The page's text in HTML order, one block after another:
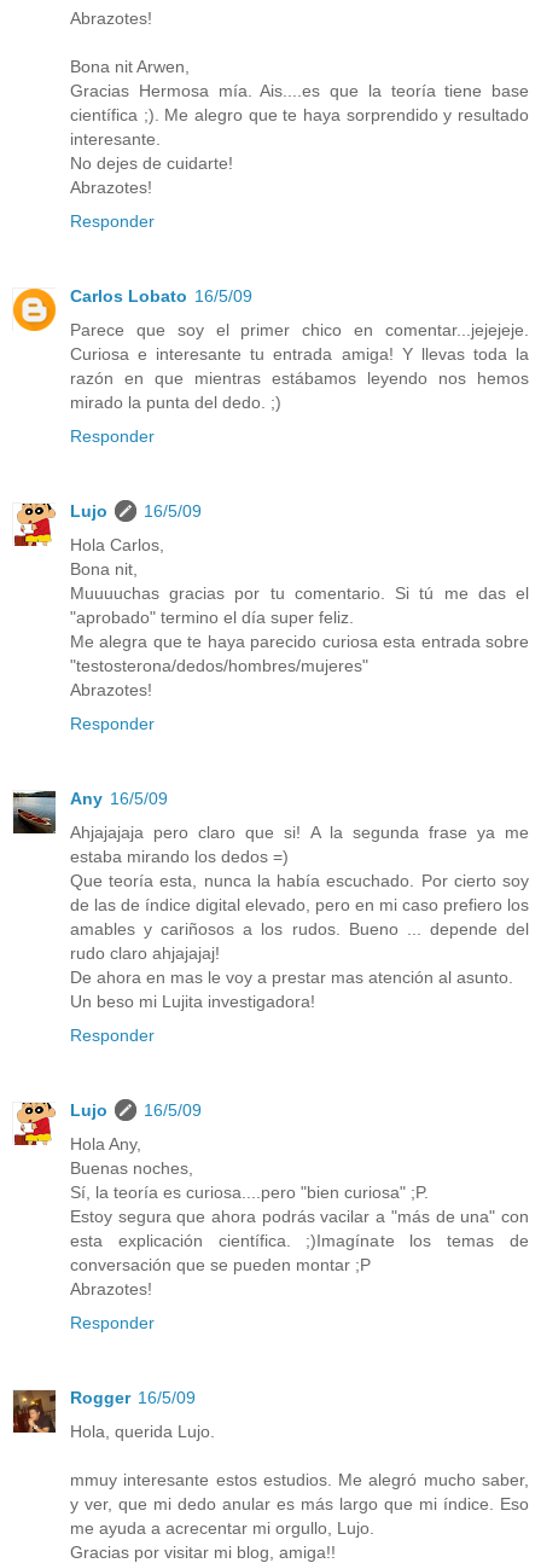
Abrazotes!
Bona nit Arwen,
Gracias Hermosa mía. Ais....es que la teoría tiene base
científica ;). Me alegro que te haya sorprendido y resultado
interesante.
No dejes de cuidarte!
Abrazotes!
Responder
Carlos Lobato 16/5/09
Parece que soy el primer chico en comentar...jejejeje.
Curiosa e interesante tu entrada amiga! Y llevas toda la
razón en que mientras estábamos leyendo nos hemos
mirado la punta del dedo. ;)
Responder
Lujo
16/5/09
Hola Carlos,
Bona nit,
Muuuuchas gracias por tu comentario. Si tú me das el
"aprobado" termino el día super feliz.
Me alegra que te haya parecido curiosa esta entrada sobre
"testosterona/dedos/hombres/mujeres"
Abrazotes!
Responder
Any 16/5/09
Ahjajajaja pero claro que si! A la segunda frase ya me
estaba mirando los dedos =)
Que teoría esta, nunca la había escuchado. Por cierto soy
de las de índice digital elevado, pero en mi caso prefiero los
amables y cariñosos a los rudos. Bueno ... depende del
rudo claro ahjajajaj!
De ahora en mas le voy a prestar mas atención al asunto.
Un beso mi Lujita investigadora!
Responder
Lujo
16/5/09
Hola Any,
Buenas noches,
Sí, la teoría es curiosa....pero "bien curiosa" ;P.
Estoy segura que ahora podrás vacilar a "más de una" con
esta explicación científica. ;)Imagínate los temas de
conversación que se pueden montar ;P
Abrazotes!
Responder
Rogger 16/5/09
Hola, querida Lujo.
mmuy interesante estos estudios. Me alegró mucho saber,
y ver, que mi dedo anular es más largo que mi índice. Eso
me ayuda a acrecentar mi orgullo, Lujo.
Gracias por visitar mi blog, amiga!!